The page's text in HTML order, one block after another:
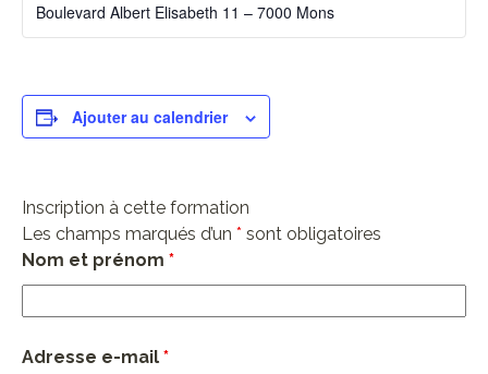
Boulevard Albert Elisabeth 11 – 7000 Mons
Ajouter au calendrier
Inscription à cette formation
Les champs marqués d’un * sont obligatoires
Nom et prénom *
Adresse e-mail *